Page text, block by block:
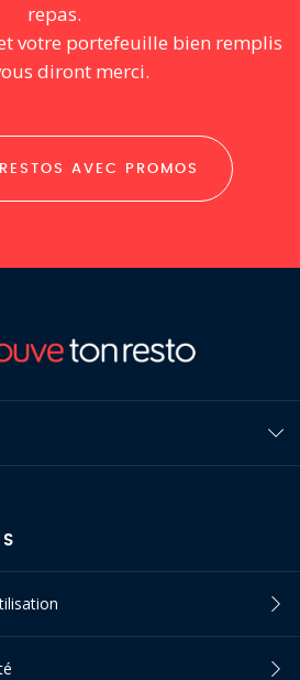
repas.
votre portefeuille bien remplis
diront merci.
AVEC PROMOS